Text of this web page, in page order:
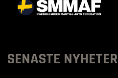
SENASTE NYHETER